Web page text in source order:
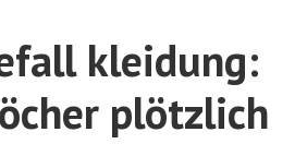
kleidung:
plötzlich